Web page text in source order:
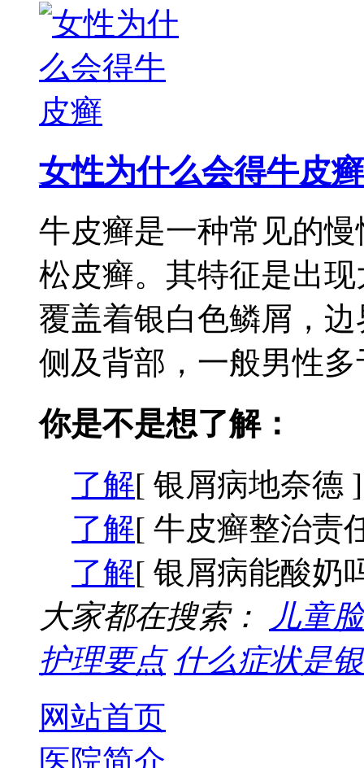
女性为什么会得牛皮癣
牛皮癣是一种常见的
松皮癣。其特征是出
覆盖着银白色鳞屑，
侧及背部，一般男性
你是不是想了解：
了解[ 银屑病地奈德 ]
了解[ 牛皮癣整治责
了解[ 银屑病能酸奶
大家都在搜索：
儿童
护理要点 什么症状是
网站首页